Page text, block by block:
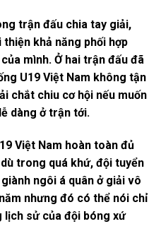
trận đấu chia tay giải,
khả năng phối hợp
mình. Ở hai trận đấu đã
U19 Việt Nam không tận
chắt chiu cơ hội nếu muốn
dàng ở trận tới.
Việt Nam hoàn toàn đủ
trong quá khứ, đội tuyển
ngôi á quân ở giải vô
nhưng đó có thể nói chỉ
sử của đội bóng xứ